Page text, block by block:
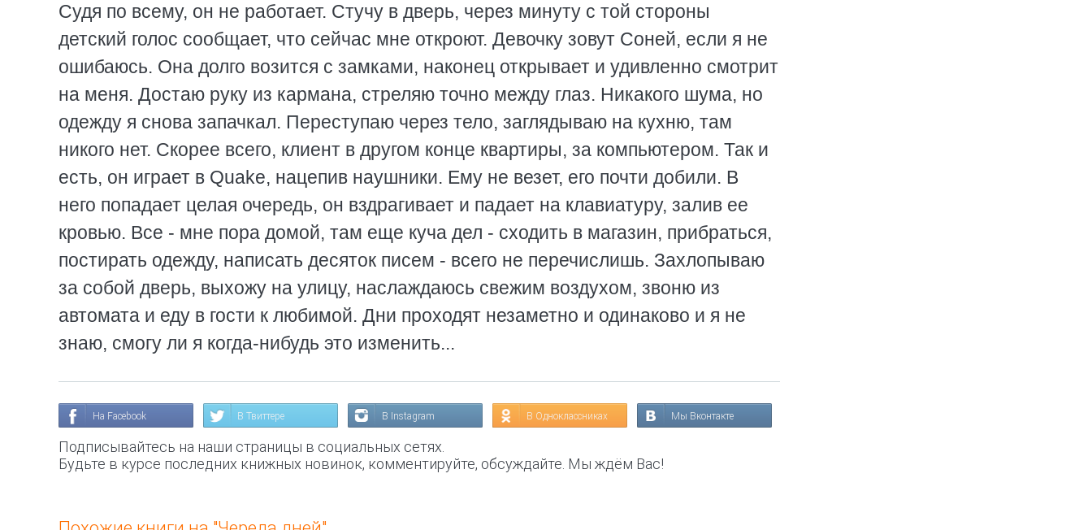
Судя по всему, он не работает. Стучу в дверь, через минуту с той стороны
детский голос сообщает, что сейчас мне откроют. Девочку зовут Соней, если я не
ошибаюсь. Она долго возится с замками, наконец открывает и удивленно смотрит
на меня. Достаю руку из кармана, стреляю точно между глаз. Hикакого шума, но
одежду я снова запачкал. Переступаю через тело, заглядываю на кухню, там
никого нет. Скорее всего, клиент в другом конце квартиры, за компьютером. Так и
есть, он играет в Quake, нацепив наушники. Ему не везет, его почти добили. В
него попадает целая очередь, он вздрагивает и падает на клавиатуру, залив ее
кровью. Все - мне пора домой, там еще куча дел - сходить в магазин, прибраться,
постирать одежду, написать десяток писем - всего не перечислишь. Захлопываю
за собой дверь, выхожу на улицу, наслаждаюсь свежим воздухом, звоню из
автомата и еду в гости к любимой. Дни проходят незаметно и одинаково и я не
знаю, смогу ли я когда-нибудь это изменить...
На Facebook В Твиттере В Instagram В Одноклассниках Мы Вконтакте
Подписывайтесь на наши страницы в социальных сетях.
Будьте в курсе последних книжных новинок, комментируйте, обсуждайте. Мы ждём Вас!